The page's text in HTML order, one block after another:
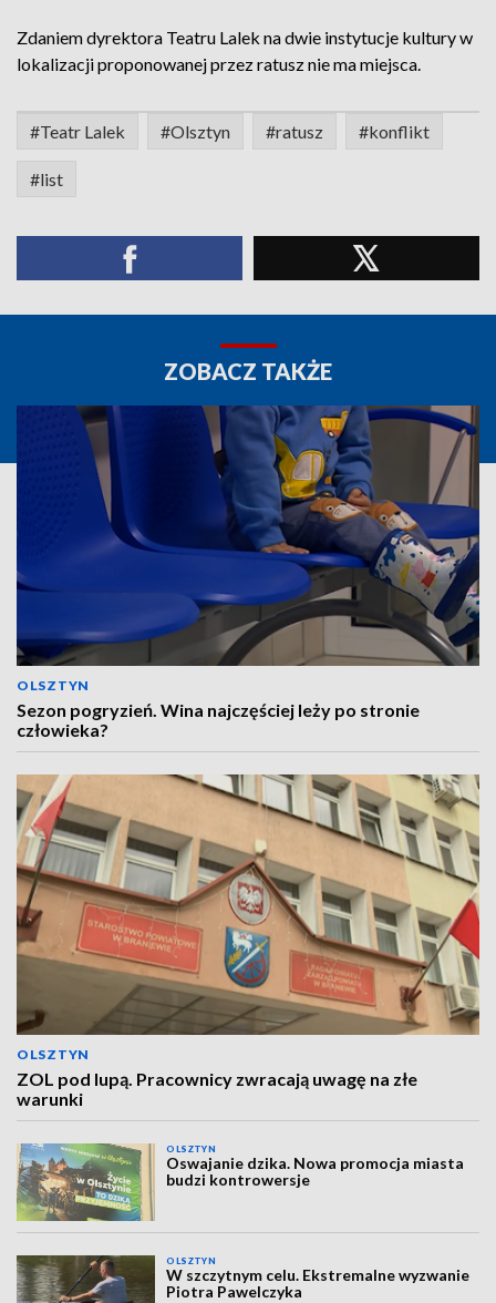
Zdaniem dyrektora Teatru Lalek na dwie instytucje kultury w
lokalizacji proponowanej przez ratusz nie ma miejsca.
#Teatr Lalek #Olsztyn #ratusz #konflikt
#list
ZOBACZ TAKŻE
OLSZTYN
Sezon pogryzień. Wina najczęściej leży po stronie
człowieka?
OLSZTYN
ZOL pod lupą. Pracownicy zwracają uwagę na złe
warunki
OLSZTYN
Oswajanie dzika. Nowa promocja miasta
budzi kontrowersje
OLSZTYN
W szczytnym celu. Ekstremalne wyzwanie
Piotra Pawelczyka